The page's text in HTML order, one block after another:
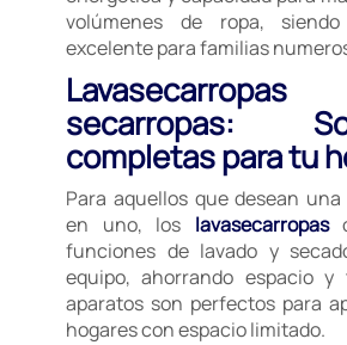
volúmenes de ropa,
excelente para familias
secarropas:
completas para tu
Para aquellos que desean
en uno, los lavasecarropas
funciones de lavado y
equipo, ahorrando espacio y
aparatos son perfectos para
hogares con espacio limitado.